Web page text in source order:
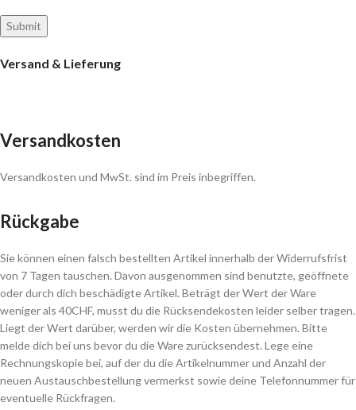
Versand & Lieferung
Versandkosten
Versandkosten und MwSt. sind im Preis inbegriffen.
Rückgabe
Sie können einen falsch bestellten Artikel innerhalb der Widerrufsfrist
von 7 Tagen tauschen. Davon ausgenommen sind benutzte, geöffnete
oder durch dich beschädigte Artikel. Beträgt der Wert der Ware
weniger als 40CHF, musst du die Rücksendekosten leider selber tragen.
Liegt der Wert darüber, werden wir die Kosten übernehmen. Bitte
melde dich bei uns bevor du die Ware zurücksendest. Lege eine
Rechnungskopie bei, auf der du die Artikelnummer und Anzahl der
neuen Austauschbestellung vermerkst sowie deine Telefonnummer für
eventuelle Rückfragen.